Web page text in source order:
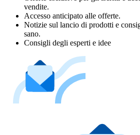
vendite.
Accesso anticipato alle offerte.
Notizie sul lancio di prodotti e
sano.
Consigli degli esperti e idee